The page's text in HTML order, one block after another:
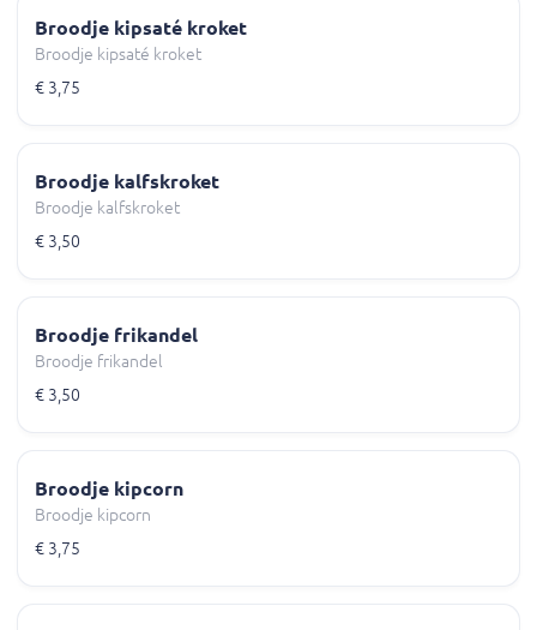
Broodje kipsaté kroket
Broodje kipsaté kroket
€ 3,75
Broodje kalfskroket
Broodje kalfskroket
€ 3,50
Broodje frikandel
Broodje frikandel
€ 3,50
Broodje kipcorn
Broodje kipcorn
€ 3,75